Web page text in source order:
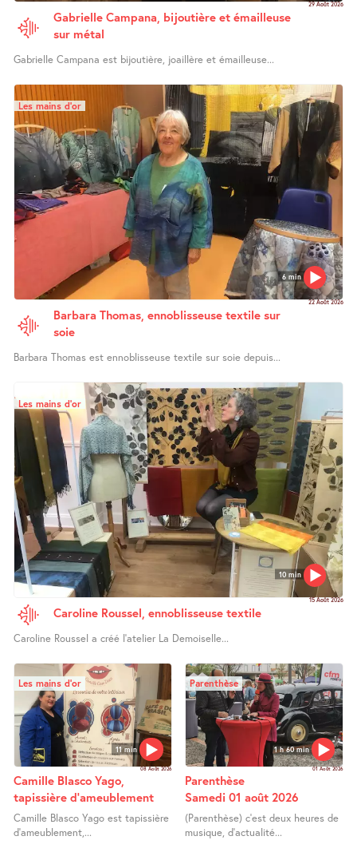
29 Août 2026
Gabrielle Campana, bijoutière et émailleuse
sur métal
Gabrielle Campana est bijoutière, joaillère et émailleuse...
6 min
Les mains d’or
22 Août 2026
Barbara Thomas, ennoblisseuse textile sur
soie
Barbara Thomas est ennoblisseuse textile sur soie depuis...
10 min
Les mains d’or
15 Août 2026
Caroline Roussel, ennoblisseuse textile
Caroline Roussel a créé l’atelier La Demoiselle...
11 min
Les mains d’or
08 Août 2026
Camille Blasco Yago,
tapissière d’ameublement
Camille Blasco Yago est tapissière
d’ameublement,...
1 h 60 min
Parenthèse
01 Août 2026
Parenthèse
Samedi 01 août 2026
(Parenthèse) c’est deux heures de
musique, d’actualité...